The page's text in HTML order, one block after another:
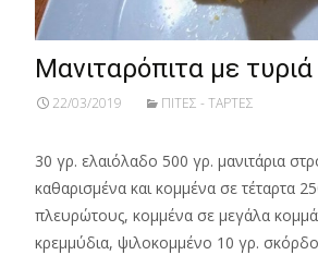
Μανιταρόπιτα με τυριά
22/03/2019 ΠΙΤΕΣ - ΤΑΡΤΕΣ
30 γρ. ελαιόλαδο 500 γρ. μανιτάρια
καθαρισμένα και κομμένα σε τέταρτα
πλευρώτους, κομμένα σε μεγάλα
κρεμμύδια, ψιλοκομμένο 10 γρ.